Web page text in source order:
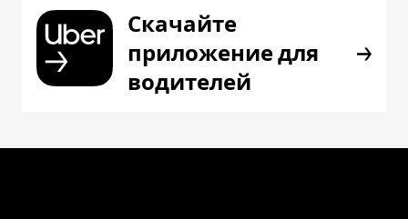
Скачайте
приложение для
водителей